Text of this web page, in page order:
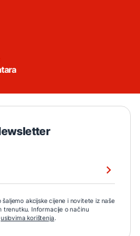
akcijske cijene i novitete iz naše
trenutku. Informacije o načinu
uslovima korištenja.